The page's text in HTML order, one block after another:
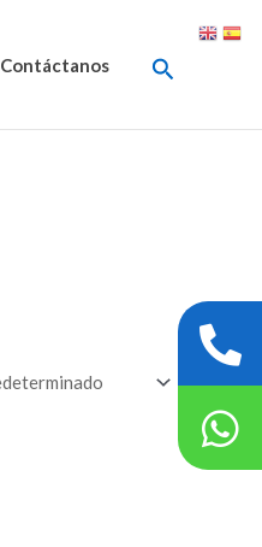
Contáctanos Buscar